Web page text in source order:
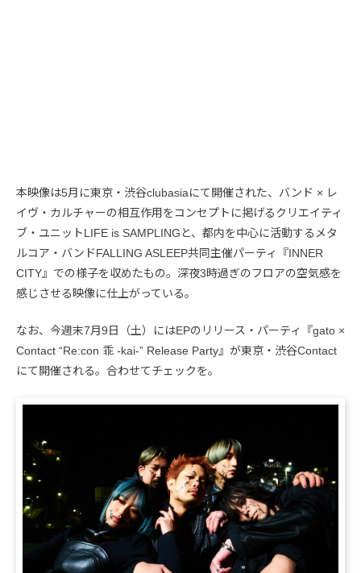
本映像は5月に東京・渋谷clubasiaにて開催された、バンド × レ
イヴ・カルチャーの相互作用をコンセプトに掲げるクリエイティ
ブ・ユニットLIFE is SAMPLINGと、都内を中心に活動するメタ
ルコア・バンドFALLING ASLEEP共同主催パーティ『INNER
CITY』での様子を収めたもの。深夜3時過ぎのフロアの空気感を
感じさせる映像に仕上がっている。
なお、今週末7月9日（土）にはEPのリリース・パーティ『gato ×
Contact “Re:con 乖 -kai-” Release Party』が東京・渋谷Contact
にて開催される。合わせてチェックを。